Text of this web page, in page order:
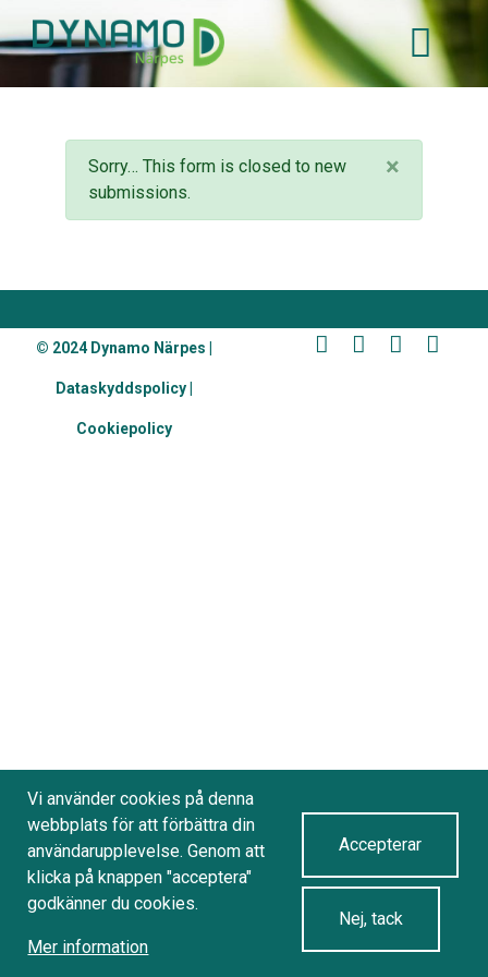
Hoppa
huvudinnehåll
×
Statusmeddelande
Sorry… This form is closed to new
submissions.
BOTTOM FOOTER MENU
© 2024 Dynamo Närpes |
Dataskyddspolicy |
Cookiepolicy
Vi använder cookies på denna
webbplats för att förbättra din
användarupplevelse. Genom att
klicka på knappen "acceptera"
godkänner du cookies.
Mer information
Accepterar
Nej, tack